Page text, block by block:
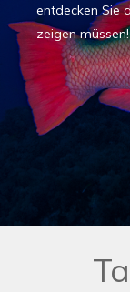
entdecken Sie
zeigen müssen!